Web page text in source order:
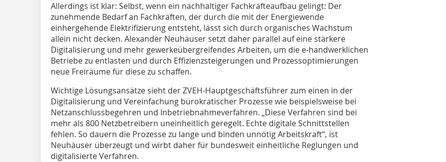
Allerdings ist klar: Selbst, wenn ein nachhaltiger Fachkräfteaufbau gelingt: Der
zunehmende Bedarf an Fachkräften, der durch die mit der Energiewende
einhergehende Elektrifizierung entsteht, lässt sich durch organisches Wachstum
allein nicht decken. Alexander Neuhäuser setzt daher parallel auf eine stärkere
Digitalisierung und mehr gewerkeübergreifendes Arbeiten, um die e-handwerklichen
Betriebe zu entlasten und durch Effizienzsteigerungen und Prozessoptimierungen
neue Freiräume für diese zu schaffen.
Wichtige Lösungsansätze sieht der ZVEH-Hauptgeschäftsführer zum einen in der
Digitalisierung und Vereinfachung bürokratischer Prozesse wie beispielsweise bei
Netzanschlussbegehren und Inbetriebnahmeverfahren. „Diese Verfahren sind bei
mehr als 800 Netzbetreibern uneinheitlich geregelt. Echte digitale Schnittstellen
fehlen. So dauern die Prozesse zu lange und binden unnötig Arbeitskraft“, ist
Neuhäuser überzeugt und wirbt daher für bundesweit einheitliche Reglungen und
digitalisierte Verfahren.